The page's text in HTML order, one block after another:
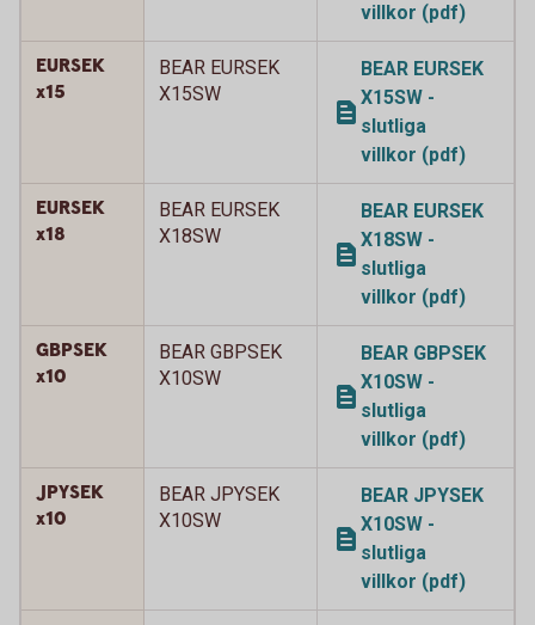
villkor (pdf)
EURSEK
x15
BEAR EURSEK
X15SW
BEAR EURSEK
X15SW -
slutliga
villkor (pdf)
EURSEK
x18
BEAR EURSEK
X18SW
BEAR EURSEK
X18SW -
slutliga
villkor (pdf)
GBPSEK
x10
BEAR GBPSEK
X10SW
BEAR GBPSEK
X10SW -
slutliga
villkor (pdf)
JPYSEK
x10
BEAR JPYSEK
X10SW
BEAR JPYSEK
X10SW -
slutliga
villkor (pdf)